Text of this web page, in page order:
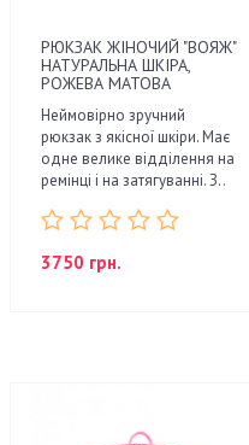
РЮКЗАК ЖІНОЧИЙ "ВОЯЖ"
НАТУРАЛЬНА ШКІРА,
РОЖЕВА МАТОВА
Неймовірно зручний
рюкзак з якісної шкіри. Має
одне велике відділення на
ремінці і на затягуванні. З..
3750 грн.